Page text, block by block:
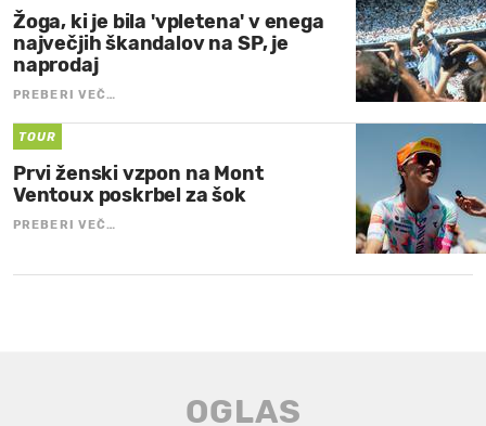
Žoga, ki je bila 'vpletena' v enega
največjih škandalov na SP, je
naprodaj
PREBERI VEČ…
TOUR
Prvi ženski vzpon na Mont
Ventoux poskrbel za šok
PREBERI VEČ…